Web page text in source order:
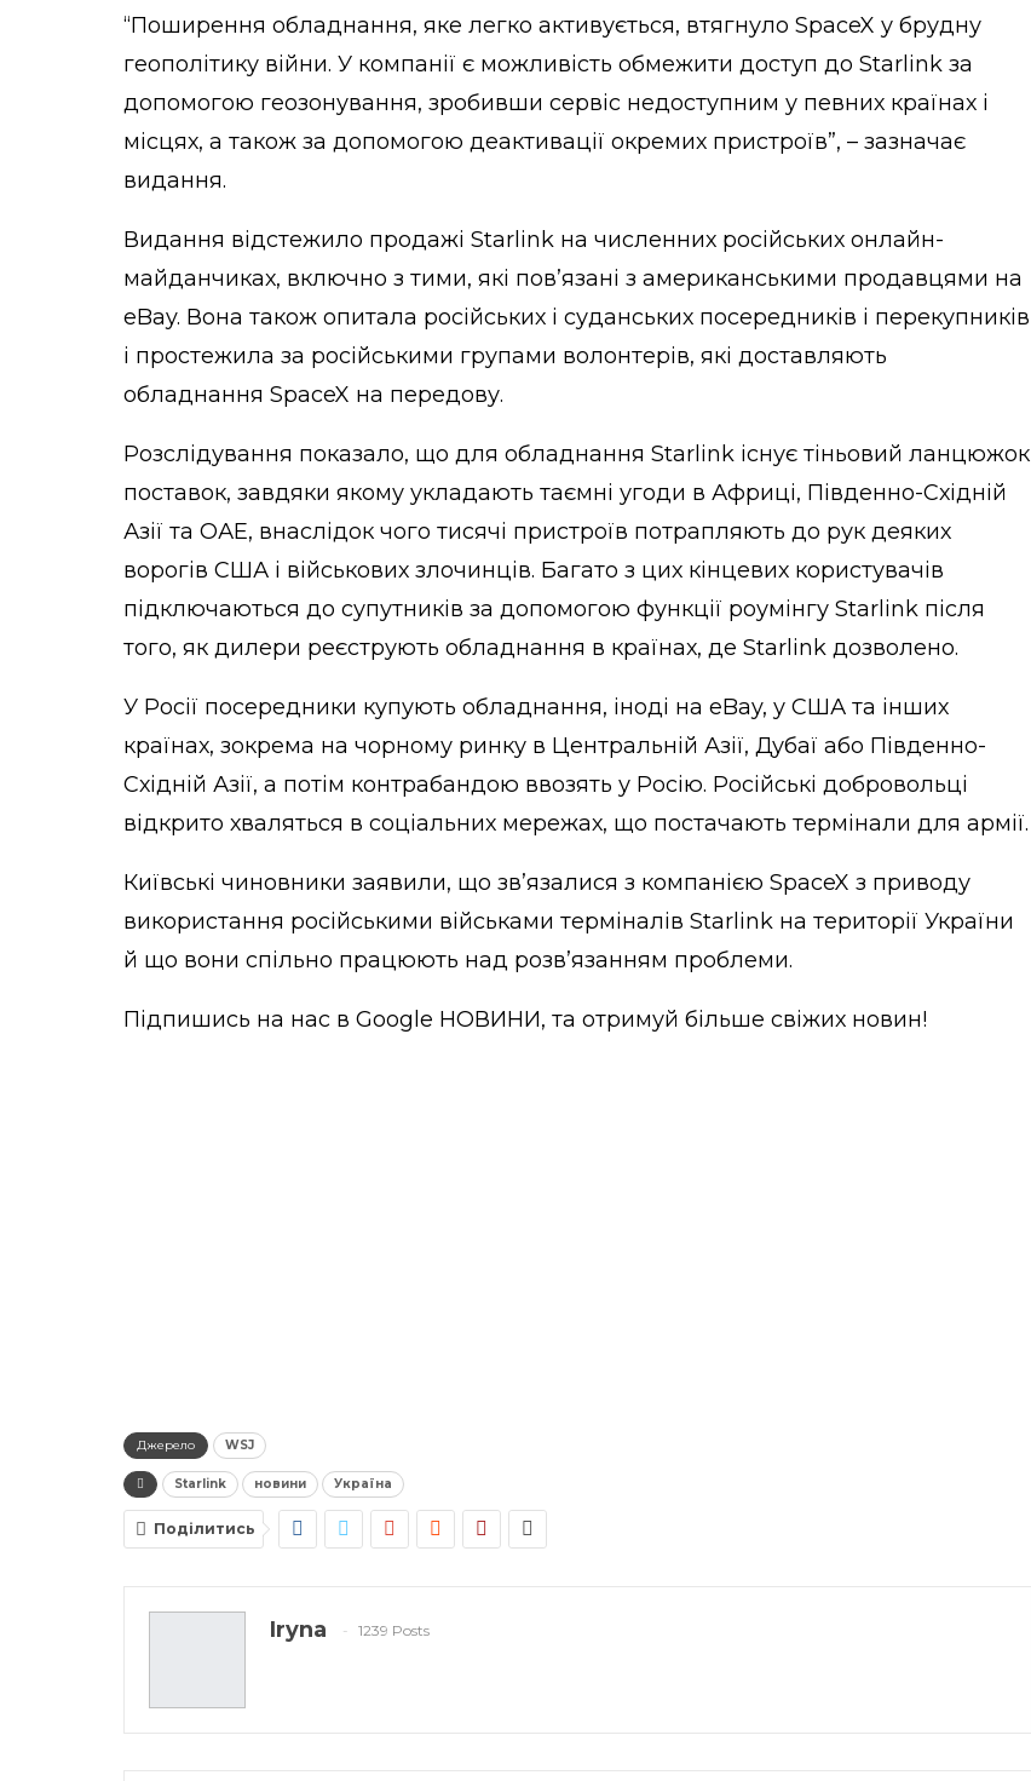
“Поширення обладнання, яке легко активується, втягнуло SpaceX у брудну
геополітику війни. У компанії є можливість обмежити доступ до Starlink за
допомогою геозонування, зробивши сервіс недоступним у певних країнах і
місцях, а також за допомогою деактивації окремих пристроїв”, – зазначає
видання.
Видання відстежило продажі Starlink на численних російських онлайн-
майданчиках, включно з тими, які пов’язані з американськими продавцями на
eBay. Вона також опитала російських і суданських посередників і перекупників
і простежила за російськими групами волонтерів, які доставляють
обладнання SpaceX на передову.
Розслідування показало, що для обладнання Starlink існує тіньовий ланцюжок
поставок, завдяки якому укладають таємні угоди в Африці, Південно-Східній
Азії та ОАЕ, внаслідок чого тисячі пристроїв потрапляють до рук деяких
ворогів США і військових злочинців. Багато з цих кінцевих користувачів
підключаються до супутників за допомогою функції роумінгу Starlink після
того, як дилери реєструють обладнання в країнах, де Starlink дозволено.
У Росії посередники купують обладнання, іноді на eBay, у США та інших
країнах, зокрема на чорному ринку в Центральній Азії, Дубаї або Південно-
Східній Азії, а потім контрабандою ввозять у Росію. Російські добровольці
відкрито хваляться в соціальних мережах, що постачають термінали для армії.
Київські чиновники заявили, що зв’язалися з компанією SpaceX з приводу
використання російськими військами терміналів Starlink на території України
й що вони спільно працюють над розв’язанням проблеми.
Підпишись на нас в Google НОВИНИ, та отримуй більше свіжих новин!
Джерело WSJ
Starlink новини Україна
Поділитись
Iryna 1239 Posts